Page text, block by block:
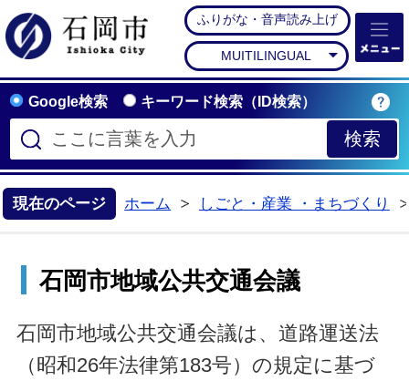
石岡市公式ホームペー
ふりがな・音声読み上げ
MUITILINGUAL
Google検索 キーワード検索（ID検索）
現在のページ ホーム
しごと・産業 ・まちづくり
石岡市地域公共交通会議
石岡市地域公共交通会議は、道路運送法
（昭和26年法律第183号）の規定に基づ